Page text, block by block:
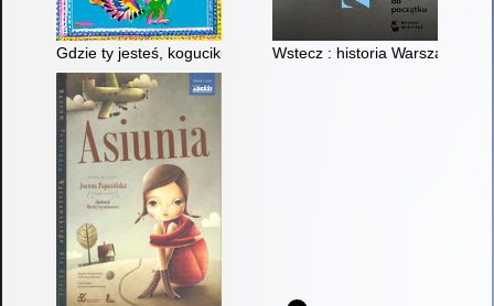
Gdzie ty jesteś, koguciku? Wstecz : historia Warszawy do